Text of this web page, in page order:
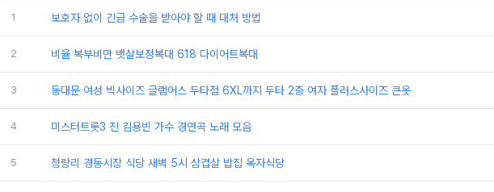
1 보호자 없이 긴급 수술을 받아야 할 때 대처 방법
2 비율 복부비만 뱃살보정복대 618 다이어트복대
3 동대문 여성 빅사이즈 글램어스 두타점 6XL까지 두타 2층 여자 플러스사이즈 큰옷
4 미스터트롯3 진 김용빈 가수 경연곡 노래 모음
5 청량리 경동시장 식당 새벽 5시 삼겹살 밥집 옥자식당